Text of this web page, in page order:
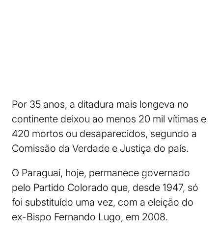
Por 35 anos, a ditadura mais longeva no
continente deixou ao menos 20 mil vítimas e
420 mortos ou desaparecidos, segundo a
Comissão da Verdade e Justiça do país.
O Paraguai, hoje, permanece governado
pelo Partido Colorado que, desde 1947, só
foi substituído uma vez, com a eleição do
ex-Bispo Fernando Lugo, em 2008.